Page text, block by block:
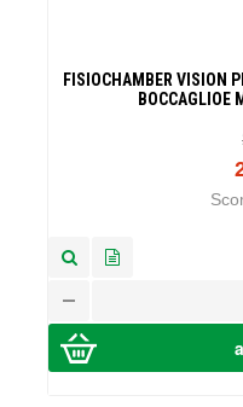
FISIOCHAMBER VISION
BOCCAGLIOE